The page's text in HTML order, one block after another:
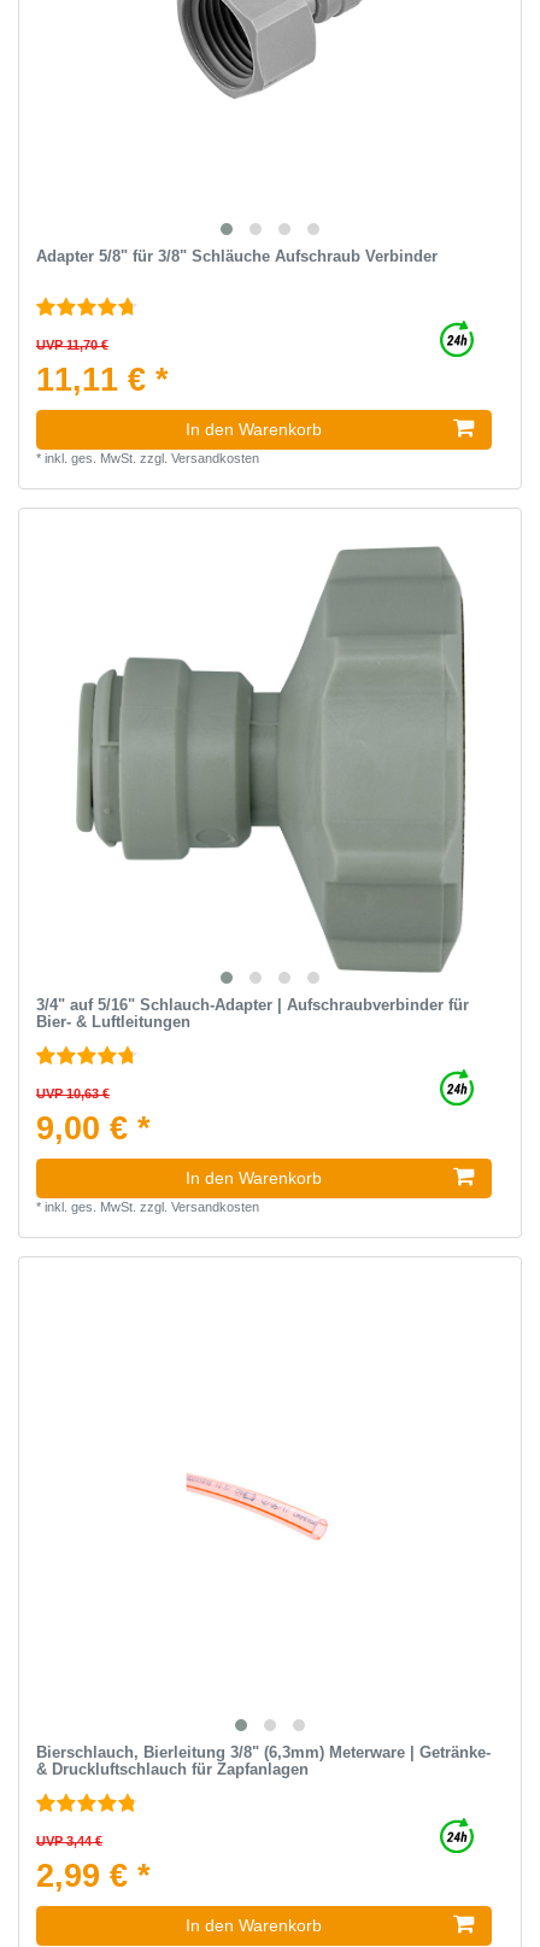
Adapter 5/8" für 3/8" Schläuche Aufschraub Verbinder
UVP 11,70 €
11,11 € *
In den Warenkorb
* inkl. ges. MwSt. zzgl. Versandkosten
3/4" auf 5/16" Schlauch-Adapter | Aufschraubverbinder für
Bier- & Luftleitungen
UVP 10,63 €
9,00 € *
In den Warenkorb
* inkl. ges. MwSt. zzgl. Versandkosten
Bierschlauch, Bierleitung 3/8" (6,3mm) Meterware | Getränke-
& Druckluftschlauch für Zapfanlagen
UVP 3,44 €
2,99 € *
In den Warenkorb